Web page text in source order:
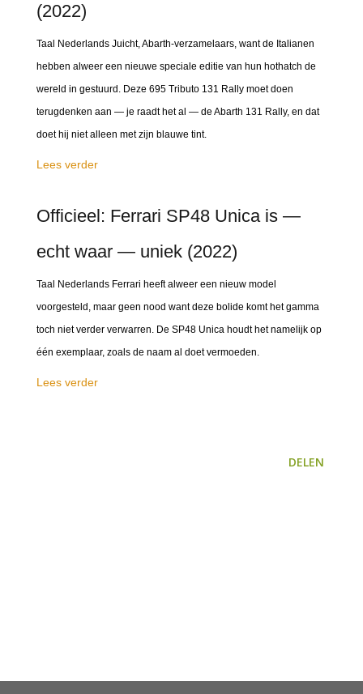
(2022)
Taal Nederlands Juicht, Abarth-verzamelaars, want de Italianen
hebben alweer een nieuwe speciale editie van hun hothatch de
wereld in gestuurd. Deze 695 Tributo 131 Rally moet doen
terugdenken aan — je raadt het al — de Abarth 131 Rally, en dat
doet hij niet alleen met zijn blauwe tint.
Lees verder
Officieel: Ferrari SP48 Unica is —
echt waar — uniek (2022)
Taal Nederlands Ferrari heeft alweer een nieuw model
voorgesteld, maar geen nood want deze bolide komt het gamma
toch niet verder verwarren. De SP48 Unica houdt het namelijk op
één exemplaar, zoals de naam al doet vermoeden.
Lees verder
DELEN